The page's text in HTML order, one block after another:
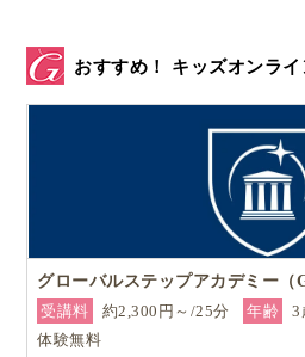
有をします
デンマークには、18歳以上なら
きる学校（フォルケホイスコー
そんな時に、数年前に聞いた
おすすめ！ キッズオンラ
グローバルステップアカデミー（
受講料
約2,300円～/25分 年齢 3
体験無料